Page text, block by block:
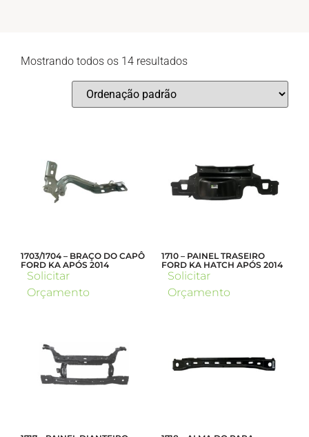
Mostrando todos os 14 resultados
1703/1704 – BRAÇO DO CAPÔ
FORD KA APÓS 2014
Solicitar
Orçamento
1710 – PAINEL TRASEIRO
FORD KA HATCH APÓS 2014
Solicitar
Orçamento